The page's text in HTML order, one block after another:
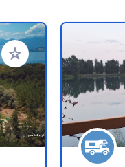
Ajouter à vos favoris